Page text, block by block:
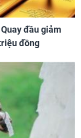
đầu giảm
đồng